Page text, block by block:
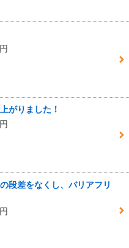
がりました！
段差をなくし、バリアフリ